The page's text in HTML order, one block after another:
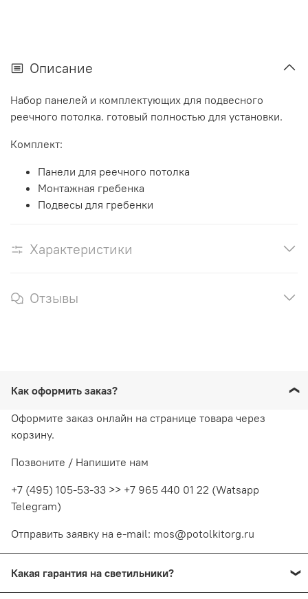
Описание
Набор панелей и комплектующих для подвесного
реечного потолка. готовый полностью для установки.
Комплект:
Панели для реечного потолка
Монтажная гребенка
Подвесы для гребенки
Характеристики
Отзывы
Как оформить заказ?
Оформите заказ онлайн на странице товара через
корзину.
Позвоните / Напишите нам
+7 (495) 105-53-33 >> +7 965 440 01 22 (Watsapp
Telegram)
Отправить заявку на e-mail: mos@potolkitorg.ru
Какая гарантия на светильники?